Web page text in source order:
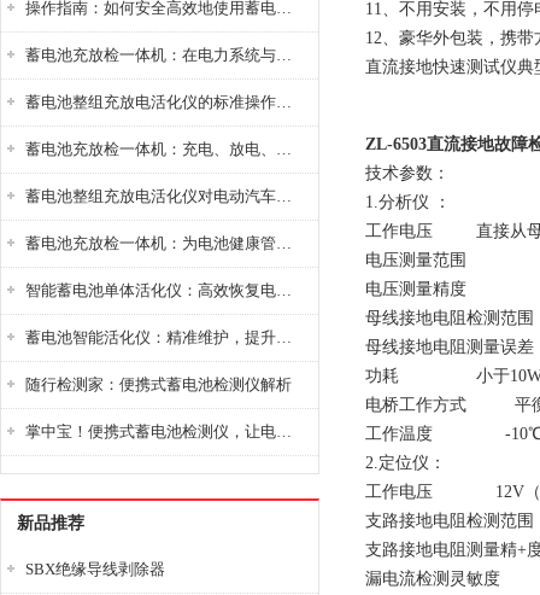
操作指南：如何安全高效地使用蓄电池智能活化仪？
蓄电池充放检一体机：在电力系统与储能设备中的创新应用，确保蓄电池性能与可靠性
蓄电池整组充放电活化仪的标准操作流程：从接线设置到充放电参数设定的安全规范
蓄电池充放检一体机：充电、放电、检测三功能集成设备
蓄电池整组充放电活化仪对电动汽车电池有帮助吗？
蓄电池充放检一体机：为电池健康管理提供一站式解决方案
智能蓄电池单体活化仪：高效恢复电池性能，延长蓄电池使用寿命
蓄电池智能活化仪：精准维护，提升电池健康状态
随行检测家：便携式蓄电池检测仪解析
掌中宝！便携式蓄电池检测仪，让电池检测变得简单又快捷！
新品推荐
SBX绝缘导线剥除器
11、不用安装，不用
12、豪华外包装，携带
直流接地快速测试仪典
ZL-6503直流接地故障
技术参数：
1.分析仪 ：
工作电压 直接从母
电压测量范围
电压测量精度
母线接地电阻检
母线接地电阻测量
功耗 小于
电桥工作方式 平衡
工作温度 -10℃-
2.定位仪：
工作电压 12V（不
支路接地电阻检
支路接地电阻
漏电流检测灵敏